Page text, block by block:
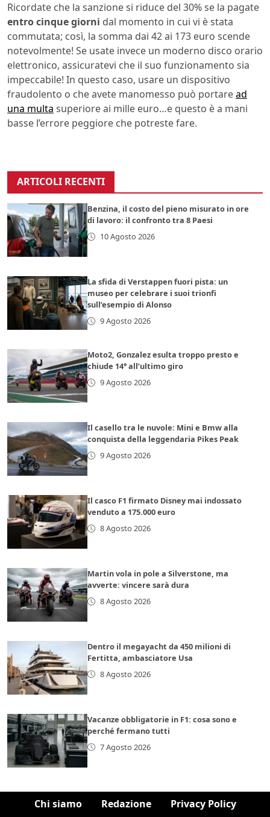
Ricordate che la sanzione si riduce del 30% se la pagate
entro cinque giorni dal momento in cui vi è stata
commutata; così, la somma dai 42 ai 173 euro scende
notevolmente! Se usate invece un moderno disco orario
elettronico, assicuratevi che il suo funzionamento sia
impeccabile! In questo caso, usare un dispositivo
fraudolento o che avete manomesso può portaread
una multa superiore ai mille euro…e questo è a mani
basse l’errore peggiore che potreste fare.
ARTICOLI RECENTI
Benzina, il costo del pieno misurato in ore
di lavoro: il confronto tra 8 Paesi
10 Agosto 2026
La sfida di Verstappen fuori pista: un
museo per celebrare i suoi trionfi
sull’esempio di Alonso
9 Agosto 2026
Moto2, Gonzalez esulta troppo presto e
chiude 14° all’ultimo giro
9 Agosto 2026
Il casello tra le nuvole: Mini e Bmw alla
conquista della leggendaria Pikes Peak
9 Agosto 2026
Il casco F1 firmato Disney mai indossato
venduto a 175.000 euro
8 Agosto 2026
Martin vola in pole a Silverstone, ma
avverte: vincere sarà dura
8 Agosto 2026
Dentro il megayacht da 450 milioni di
Fertitta, ambasciatore Usa
8 Agosto 2026
Vacanze obbligatorie in F1: cosa sono e
perché fermano tutti
7 Agosto 2026
Chi siamo Redazione Privacy Policy